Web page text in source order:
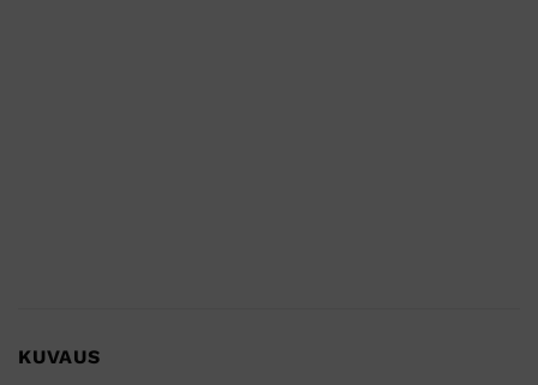
KUVAUS